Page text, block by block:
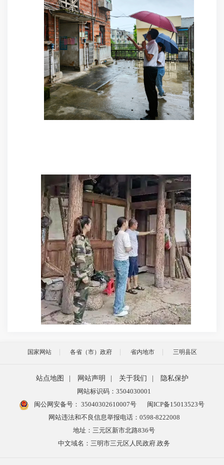
国家网站 各省（市）政府 省内地市 三明县区
站点地图 网站声明 关于我们
隐私保护
网站标识码：3504030001
闽公网安备号： 35040302610007号
闽ICP备15013523号
网站违法和不良信息举报电话：0598-8222008
地址：三元区新市北路836号
中文域名：三明市三元区人民政府.政务